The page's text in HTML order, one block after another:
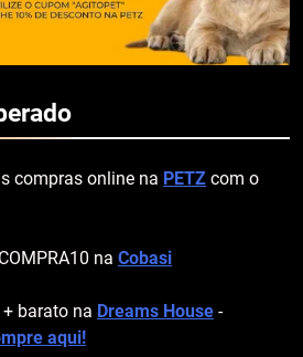
compras online na PETZ com o
na Cobasi
barato na Dreams House -
aqui!